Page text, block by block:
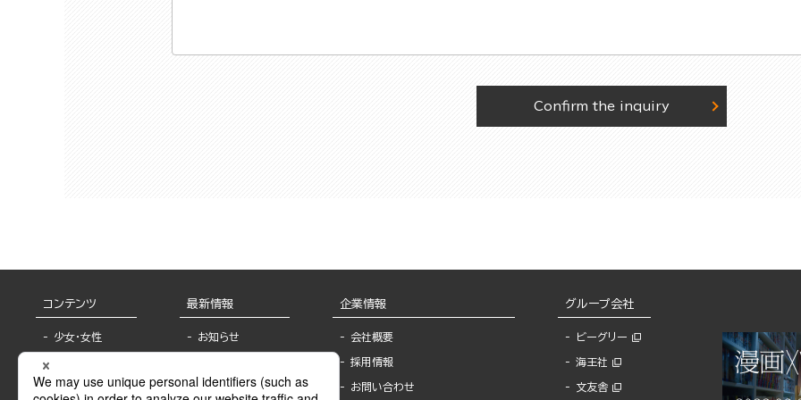
Confirm the inquiry
コンテンツ
少女・女性
BL
最新情報
お知らせ
報
企業情報
会社概要
採用情報
お問い合わせ
グループ会社
ビーグリー
海王社
文友舎